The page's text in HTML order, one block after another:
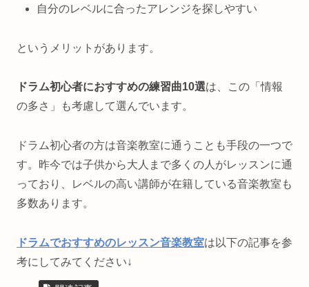
自分のレベルに合ったアレンジを探しやすい
というメリットがあります。
ドラム初心者におすすめの練習曲10選は、この「情報
の多さ」も考慮して選んでいます。
ドラム初心者の方は音楽教室に通うことも手段の一つで
す。昨今では子供から大人まで多くの人がレッスンに通
っており、レベルの高い講師が在籍している音楽教室も
多数あります。
ドラムでおすすめのレッスン音楽教室は以下の記事を参
考にしてみてください↓